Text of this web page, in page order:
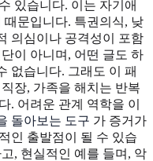
있습니다. 이는 자기애
문입니다. 특권의식, 낮
의심이나 공격성이 포함
이 아니며, 어떤 글도 하
없습니다. 그래도 이 패
장, 가족을 해치는 반복
. 어려운 관계 역학을 이
돌아보는 도구 가 증거가
인 출발점이 될 수 있습
, 현실적인 예를 들며, 악